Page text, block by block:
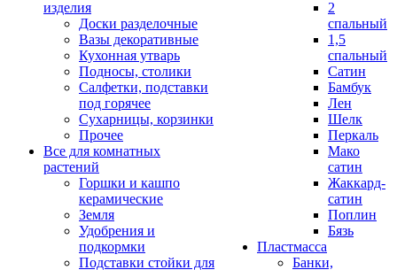
изделия
Доски разделочные
Вазы декоративные
Кухонная утварь
Подносы, столики
Салфетки, подставки
под горячее
Сухарницы, корзинки
Прочее
Все для комнатных
растений
Горшки и кашпо
керамические
Земля
Удобрения и
подкормки
Подставки стойки для
2
спальный
1,5
спальный
Сатин
Бамбук
Лен
Шелк
Перкаль
Мако
сатин
Жаккард-
сатин
Поплин
Бязь
Пластмасса
Банки,